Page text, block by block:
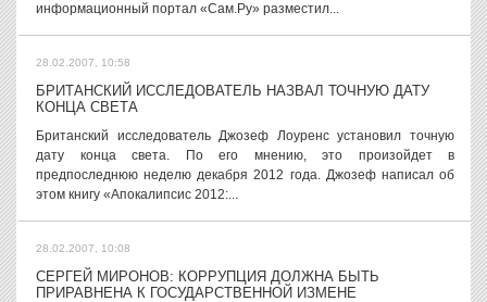
информационный портал «Сам.Ру» разместил...
28.02.2007, 10:58
БРИТАНСКИЙ ИССЛЕДОВАТЕЛЬ НАЗВАЛ ТОЧНУЮ ДАТУ
КОНЦА СВЕТА
Британский исследователь Джозеф Лоуренс установил точную
дату конца света. По его мнению, это произойдет в
предпоследнюю неделю декабря 2012 года. Джозеф написал об
этом книгу «Апокалипсис 2012:...
28.02.2007, 10:08
СЕРГЕЙ МИРОНОВ: КОРРУПЦИЯ ДОЛЖНА БЫТЬ
ПРИРАВНЕНА К ГОСУДАРСТВЕННОЙ ИЗМЕНЕ